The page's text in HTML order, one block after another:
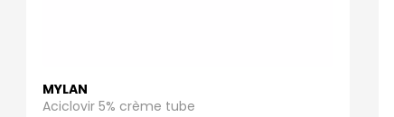
MYLAN
Aciclovir 5% crème tube